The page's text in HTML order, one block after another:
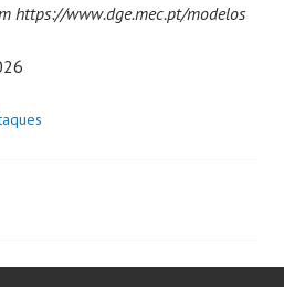
https://www.dge.mec.pt/modelos